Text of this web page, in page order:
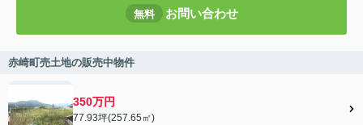
無料 お問い合わせ
赤崎町売土地の販売中物件
350万円
77.93坪(257.65㎡)